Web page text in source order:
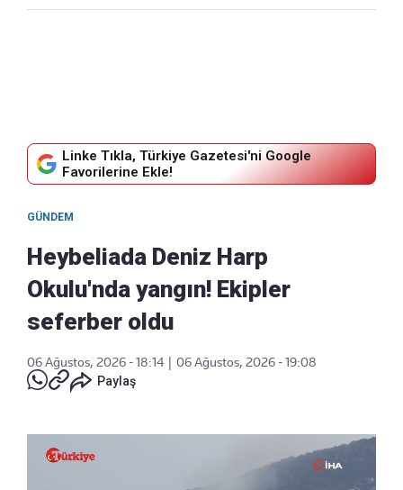
Linke Tıkla, Türkiye Gazetesi'ni Google
Favorilerine Ekle!
GÜNDEM
Heybeliada Deniz Harp
Okulu'nda yangın! Ekipler
seferber oldu
06 Ağustos, 2026 - 18:14
06 Ağustos, 2026 - 19:08
Paylaş